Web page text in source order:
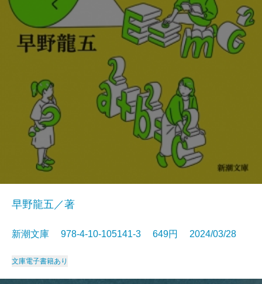
早野龍五／著
新潮文庫 978-4-10-105141-3 649円 2024/03/28
文庫電子書籍あり